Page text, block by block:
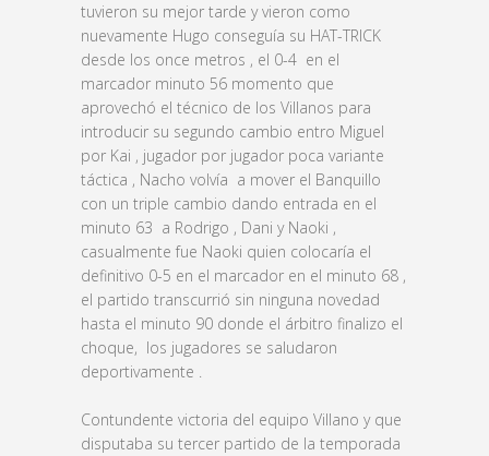
tuvieron su mejor tarde y vieron como
nuevamente Hugo conseguía su HAT-TRICK
desde los once metros , el 0-4 en el
marcador minuto 56 momento que
aprovechó el técnico de los Villanos para
introducir su segundo cambio entro Miguel
por Kai , jugador por jugador poca variante
táctica , Nacho volvía a mover el Banquillo
con un triple cambio dando entrada en el
minuto 63 a Rodrigo , Dani y Naoki ,
casualmente fue Naoki quien colocaría el
definitivo 0-5 en el marcador en el minuto 68 ,
el partido transcurrió sin ninguna novedad
hasta el minuto 90 donde el árbitro finalizo el
choque, los jugadores se saludaron
deportivamente .
Contundente victoria del equipo Villano y que
disputaba su tercer partido de la temporada